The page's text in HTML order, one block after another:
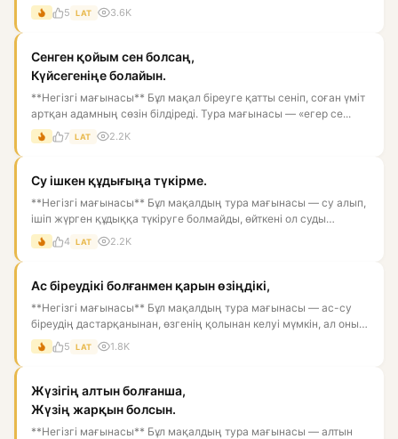
Мұнда...
5 LAT 3.6K
Сенген қойым сен болсаң,
Күйсегеніңе болайын.
**Негізгі мағынасы** Бұл мақал біреуге қатты сеніп, соған үміт
артқан адамның сөзін білдіреді. Тура мағынасы — «егер се...
7 LAT 2.2K
Су ішкен құдығыңа түкірме.
**Негізгі мағынасы** Бұл мақалдың тура мағынасы — су алып,
ішіп жүрген құдыққа түкіруге болмайды, өйткені ол суды
ластай...
4 LAT 2.2K
Ас біреудікі болғанмен қарын өзіңдікі,
**Негізгі мағынасы** Бұл мақалдың тура мағынасы — ас-су
біреудің дастарқанынан, өзгенің қолынан келуі мүмкін, ал оны
қор...
5 LAT 1.8K
Жүзігің алтын болғанша,
Жүзің жарқын болсын.
**Негізгі мағынасы** Бұл мақалдың тура мағынасы — алтын